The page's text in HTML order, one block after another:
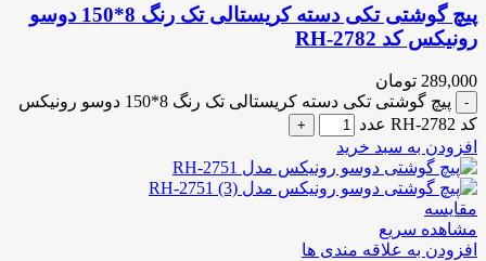
پیچ گوشتی تکی دسته کریستالی تک رنگ 8*150 دوسو
رونیکس کد RH-2782
289,000 تومان
پیچ گوشتی تکی دسته کریستالی تک رنگ 8*150 دوسو رونیکس
کد RH-2782 عدد
افزودن به سبد خرید
مقایسه
مشاهده سریع
افزودن به علاقه مندی ها